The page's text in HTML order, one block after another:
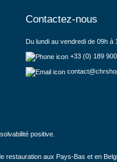
Contactez-nous
Du lundi au vendredi de 09h à
+33 (0) 189
positive.
aux Pays-Bas et en